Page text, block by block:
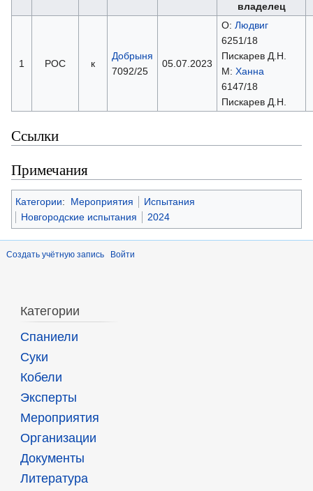
владелец
1 РОС к
Добрыня
7092/25
05.07.2023
О: Людвиг
6251/18
Пискарев Д.Н.
М: Ханна
6147/18
Пискарев Д.Н.
Ссылки
Примечания
Категории: Мероприятия
Испытания
Новгородские испытания
2024
Создать учётную запись Войти
Категории
Спаниели
Суки
Кобели
Эксперты
Мероприятия
Организации
Документы
Литература